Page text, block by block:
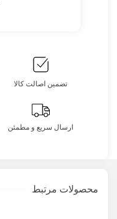
تضمین اصالت کالا
ارسال سریع و مطمئن
محصولات مرتبط